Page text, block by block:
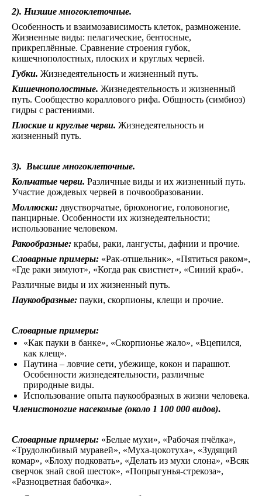
2). Низшие многоклеточные.
Особенность и взаимозависимость клеток, размножение.
Жизненные виды: пелагические, бентосные,
прикреплённые. Сравнение строения губок,
кишечнополостных, плоских и круглых червей.
Губки. Жизнедеятельность и жизненный путь.
Кишечнополостные. Жизнедеятельность и жизненный
путь. Сообщество кораллового рифа. Общность (симбиоз)
гидры с растениями.
Плоские и круглые черви. Жизнедеятельность и
жизненный путь.
3). Высшие многоклеточные.
Кольчатые черви. Различные виды и их жизненный путь.
Участие дождевых червей в почвообразовании.
Моллюски: двустворчатые, брюхоногие, головоногие,
панцирные. Особенности их жизнедеятельности;
использование человеком.
Ракообразные: крабы, раки, лангусты, дафнии и прочие.
Словарные примеры: «Рак-отшельник», «Пятиться раком»,
«Где раки зимуют», «Когда рак свистнет», «Синий краб».
Различные виды и их жизненный путь.
Паукообразные: пауки, скорпионы, клещи и прочие.
Словарные примеры:
«Как пауки в банке», «Скорпионье жало», «Вцепился,
как клещ».
Паутина – ловчие сети, убежище, кокон и парашют.
Особенности жизнедеятельности, различные
природные виды.
Использование опыта паукообразных в жизни человека.
Членистоногие насекомые (около 1 100 000 видов).
Словарные примеры: «Белые мухи», «Рабочая пчёлка»,
«Трудолюбивый муравей», «Муха-цокотуха», «Зудящий
комар», «Блоху подковать», «Делать из мухи слона», «Всяк
сверчок знай свой шесток», «Попрыгунья-стрекоза»,
«Разноцветная бабочка».